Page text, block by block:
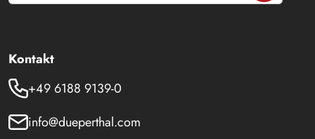
Kontakt
+49 6188 9139-0
info@dueperthal.com